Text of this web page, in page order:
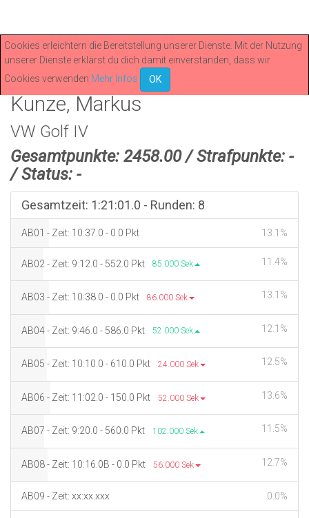
Einzelzeiten StNr 446 --
-GESAMTRANG: 4
Kunze, Markus
VW Golf IV
Gesamtpunkte: 2458.00 / Strafpunkte: -
/ Status: -
Gesamtzeit: 1:21:01.0 - Runden: 8
13.1%
AB01 - Zeit: 10:37.0 - 0.0 Pkt
11.4%
AB02 - Zeit: 9:12.0 - 552.0 Pkt 85.000 Sek
13.1%
AB03 - Zeit: 10:38.0 - 0.0 Pkt 86.000 Sek
12.1%
AB04 - Zeit: 9:46.0 - 586.0 Pkt 52.000 Sek
12.5%
AB05 - Zeit: 10:10.0 - 610.0 Pkt 24.000 Sek
13.6%
AB06 - Zeit: 11:02.0 - 150.0 Pkt 52.000 Sek
11.5%
AB07 - Zeit: 9:20.0 - 560.0 Pkt 102.000 Sek
12.7%
AB08 - Zeit: 10:16.0B - 0.0 Pkt 56.000 Sek
0.0%
AB09 - Zeit: xx:xx.xxx
Cookies erleichtern die Bereitstellung unserer Dienste. Mit der Nutzung
unserer Dienste erklärst du dich damit einverstanden, dass wir
Cookies verwenden Mehr Infos OK